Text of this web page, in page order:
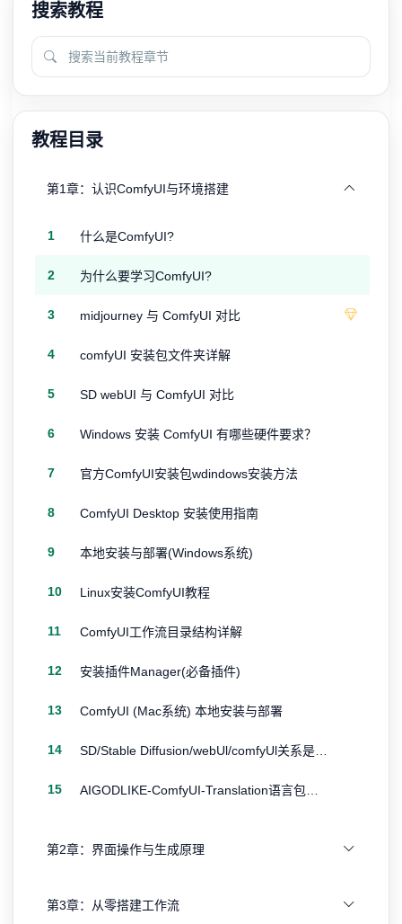
搜索教程
教程目录
第1章：认识ComfyUI与环境搭建
1 什么是ComfyUI?
2 为什么要学习ComfyUI?
3 midjourney 与 ComfyUI 对比
4 comfyUI 安装包文件夹详解
5 SD webUI 与 ComfyUI 对比
6 Windows 安装 ComfyUI 有哪些硬件要求？
7 官方ComfyUI安装包wdindows安装方法
8 ComfyUI Desktop 安装使用指南
9 本地安装与部署(Windows系统)
10 Linux安装ComfyUI教程
11 ComfyUI工作流目录结构详解
12 安装插件Manager(必备插件)
13 ComfyUI (Mac系统) 本地安装与部署
14
15
第2章：界面操作与生成原理
第3章：从零搭建工作流